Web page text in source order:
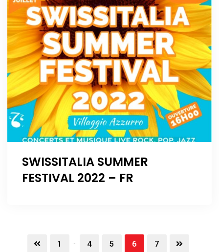
SWISSITALIA SUMMER
FESTIVAL 2022 – FR
1 ... 4 5 6 7